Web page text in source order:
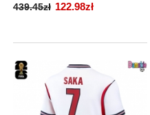
439.45zł 122.98zł